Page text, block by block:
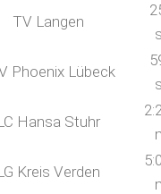
TV Langen
Phoenix Lübeck
Hansa Stuhr
Kreis Verden